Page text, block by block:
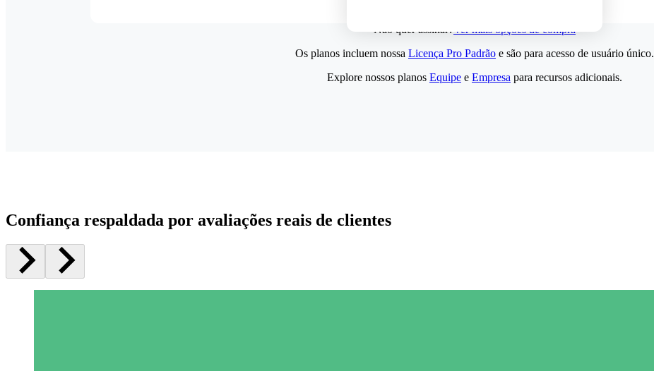
Não quer assinar?Ver mais opções de compra
Os planos incluem nossa Licença Pro Padrão e são para acesso de usuário único.
Explore nossos planos Equipe e Empresa para recursos adicionais.
Confiança respaldada por avaliações reais de clientes